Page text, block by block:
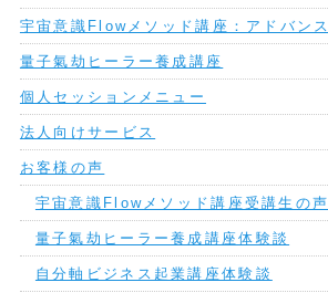
宇宙意識Flowメソッド講座：アドバンス
量子氣劫ヒーラー養成講座
個人セッションメニュー
法人向けサービス
お客様の声
宇宙意識Flowメソッド講座受講生の声
量子氣劫ヒーラー養成講座体験談
自分軸ビジネス起業講座体験談